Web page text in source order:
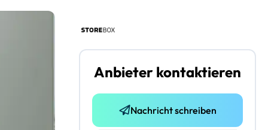
Anbieter kontaktieren
Nachricht schreiben